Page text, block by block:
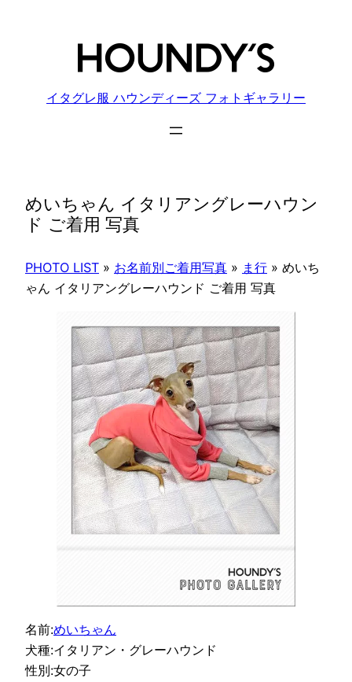
イタグレ服 ハウンディーズ フォトギャラリー
めいちゃん イタリアングレーハウン
ド ご着用 写真
PHOTO LIST » お名前別ご着用写真 » ま行 » めいち
ゃん イタリアングレーハウンド ご着用 写真
名前:めいちゃん
犬種:イタリアン・グレーハウンド
性別:女の子